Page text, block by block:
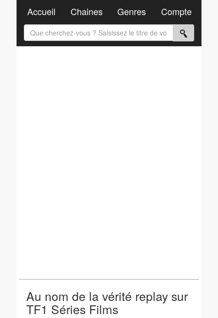
Au nom de la vérité replay sur
TF1 Séries Films
Accueil Chaines Genres Compte